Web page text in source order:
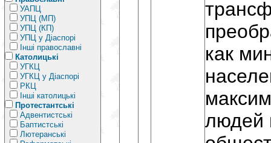
УАПЦ
УПЦ (МП)
УПЦ (КП)
УПЦ у Діаспорі
Інші православні
Католицькі
УГКЦ
УГКЦ у Діаспорі
РКЦ
Інші католицькі
Протестантські
Адвентистські
Баптистські
Лютеранські
как
людей